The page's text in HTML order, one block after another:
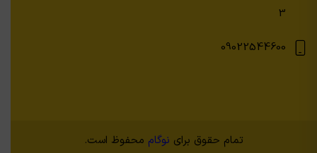
3
09022544600
تمام حقوق برای نوگام محفوظ است.